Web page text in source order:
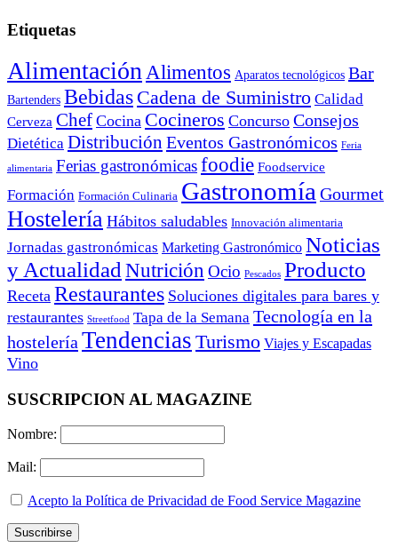
Etiquetas
Alimentación Alimentos Aparatos tecnológicos Bar
Bartenders Bebidas Cadena de Suministro Calidad
Cerveza Chef Cocina Cocineros Concurso Consejos
Dietética Distribución Eventos Gastronómicos Feria
alimentaria Ferias gastronómicasfoodie Foodservice
Formación Formación Culinaria Gastronomía Gourmet
Hostelería Hábitos saludables Innovación alimentaria
Jornadas gastronómicas Marketing Gastronómico Noticias
y Actualidad Nutrición Ocio Pescados Producto
Receta Restaurantes Soluciones digitales para bares y
restaurantes Streetfood Tapa de la Semana Tecnología en la
hostelería Tendencias Turismo Viajes y Escapadas
Vino
SUSCRIPCION AL MAGAZINE
Nombre:
Mail:
Acepto la Política de Privacidad de Food Service Magazine